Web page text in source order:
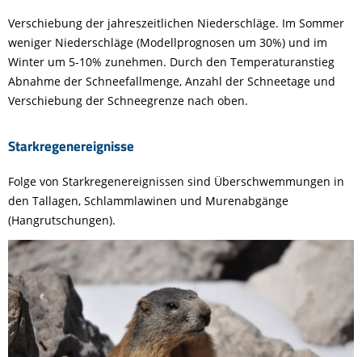
Verschiebung der jahreszeitlichen Niederschläge. Im Sommer
weniger Niederschläge (Modellprognosen um 30%) und im
Winter um 5-10% zunehmen. Durch den Temperaturanstieg
Abnahme der Schneefallmenge, Anzahl der Schneetage und
Verschiebung der Schneegrenze nach oben.
Starkregenereignisse
Folge von Starkregenereignissen sind Überschwemmungen in
den Tallagen, Schlammlawinen und Murenabgänge
(Hangrutschungen).